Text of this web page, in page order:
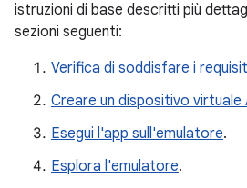
istruzioni di base descritti più
sezioni seguenti:
Verifica di soddisfare i
Creare un dispositivo virtuale
Esegui l'app sull'emulatore.
Esplora l'emulatore.